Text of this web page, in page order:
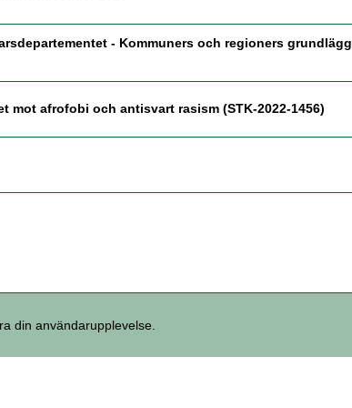
- Kommuners och regioners
mot afrofobi och antisvart rasism (STK-2022-1456)
Organisationsnummer 212000-1124
din användarupplevelse.